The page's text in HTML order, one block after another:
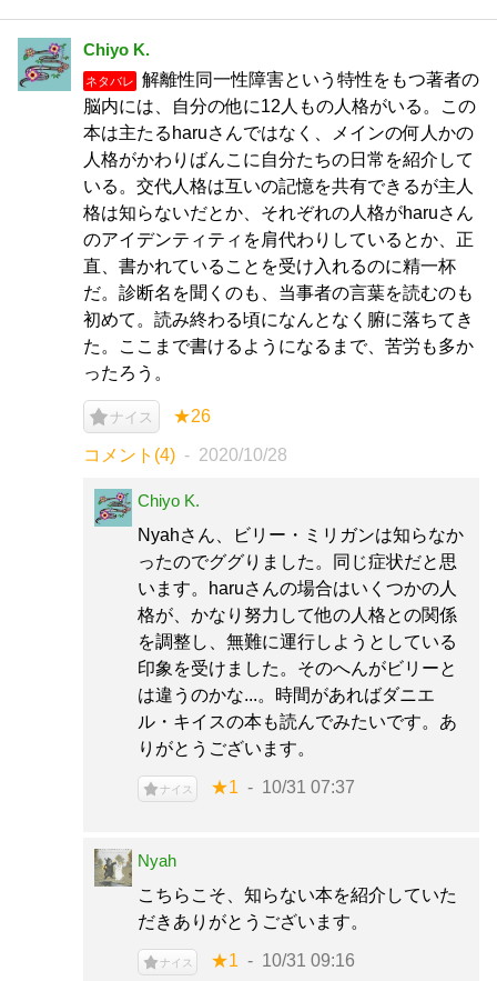
Chiyo K.
ネタバレ
解離性同一性障害という特性をもつ著者の
脳内には、自分の他に12人もの人格がいる。この
本は主たるharuさんではなく、メインの何人かの
人格がかわりばんこに自分たちの日常を紹介して
いる。交代人格は互いの記憶を共有できるが主人
格は知らないだとか、それぞれの人格がharuさん
のアイデンティティを肩代わりしているとか、正
直、書かれていることを受け入れるのに精一杯
だ。診断名を聞くのも、当事者の言葉を読むのも
初めて。読み終わる頃になんとなく腑に落ちてき
た。ここまで書けるようになるまで、苦労も多か
ったろう。
ナイス ★26
コメント(4) 2020/10/28
Chiyo K.
Nyahさん、ビリー・ミリガンは知らなか
ったのでググりました。同じ症状だと思
います。haruさんの場合はいくつかの人
格が、かなり努力して他の人格との関係
を調整し、無難に運行しようとしている
印象を受けました。そのへんがビリーと
は違うのかな...。時間があればダニエ
ル・キイスの本も読んでみたいです。あ
りがとうございます。
ナイス ★1 10/31 07:37
Nyah
こちらこそ、知らない本を紹介していた
だきありがとうございます。
ナイス ★1 10/31 09:16